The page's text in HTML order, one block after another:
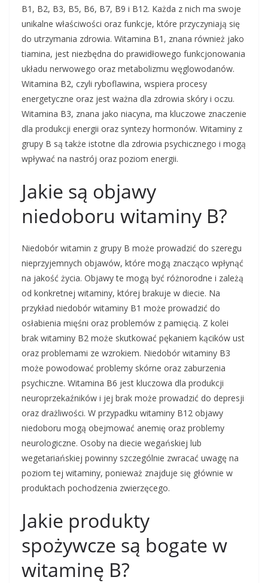
B1, B2, B3, B5, B6, B7, B9 i B12. Każda z nich ma swoje
unikalne właściwości oraz funkcje, które przyczyniają się
do utrzymania zdrowia. Witamina B1, znana również jako
tiamina, jest niezbędna do prawidłowego funkcjonowania
układu nerwowego oraz metabolizmu węglowodanów.
Witamina B2, czyli ryboflawina, wspiera procesy
energetyczne oraz jest ważna dla zdrowia skóry i oczu.
Witamina B3, znana jako niacyna, ma kluczowe znaczenie
dla produkcji energii oraz syntezy hormonów. Witaminy z
grupy B są także istotne dla zdrowia psychicznego i mogą
wpływać na nastrój oraz poziom energii.
Jakie są objawy
niedoboru witaminy B?
Niedobór witamin z grupy B może prowadzić do szeregu
nieprzyjemnych objawów, które mogą znacząco wpłynąć
na jakość życia. Objawy te mogą być różnorodne i zależą
od konkretnej witaminy, której brakuje w diecie. Na
przykład niedobór witaminy B1 może prowadzić do
osłabienia mięśni oraz problemów z pamięcią. Z kolei
brak witaminy B2 może skutkować pękaniem kącików ust
oraz problemami ze wzrokiem. Niedobór witaminy B3
może powodować problemy skórne oraz zaburzenia
psychiczne. Witamina B6 jest kluczowa dla produkcji
neuroprzekaźników i jej brak może prowadzić do depresji
oraz drażliwości. W przypadku witaminy B12 objawy
niedoboru mogą obejmować anemię oraz problemy
neurologiczne. Osoby na diecie wegańskiej lub
wegetariańskiej powinny szczególnie zwracać uwagę na
poziom tej witaminy, ponieważ znajduje się głównie w
produktach pochodzenia zwierzęcego.
Jakie produkty
spożywcze są bogate w
witaminę B?